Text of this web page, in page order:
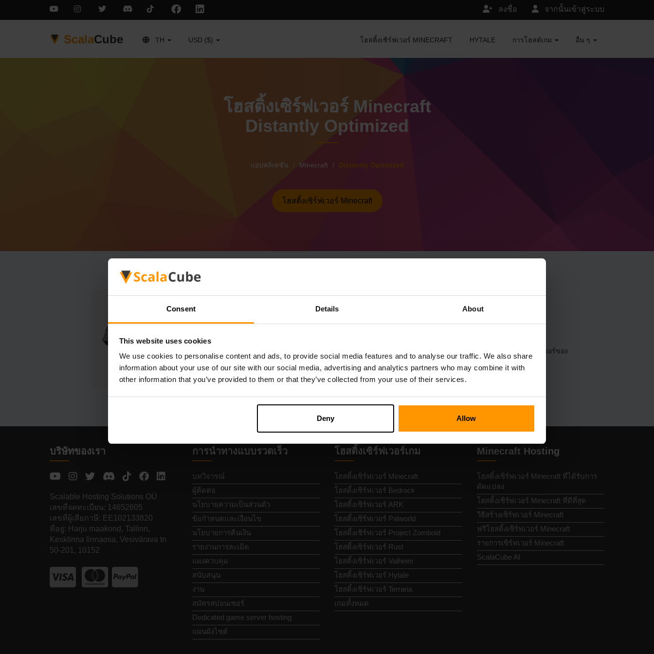
Consent Details About
This website uses cookies
We use cookies to personalise content and ads, to provide social media features and to analyse our traffic. We also share
information about your use of our site with our social media, advertising and analytics partners who may combine it with
other information that you’ve provided to them or that they’ve collected from your use of their services.
Deny Allow
จากนั้นเข้าสู่ระบบ
ลงชื่อ
ScalaCube TH USD ($) โฮสติ้งเซิร์ฟเวอร์ MINECRAFT HYTALE การโฮสต์เกม อื่น ๆ
โฮสติ้งเซิร์ฟเวอร์ Minecraft
Distantly Optimized
แอปพลิเคชัน Minecraft Distantly Optimized
โฮสติ้งเซิร์ฟเวอร์ Minecraft
วิธีสร้างเซิร์ฟเวอร์ Minecraft Distantly
Optimizedเซิร์ฟเวอร์
(เซิร์ฟเวอร์→เลือกเซิร์ฟเวอร์ของ
คุณ→เซิร์ฟเวอร์เกม→เพิ่มเซิร์ฟเวอร์เกม→ Distantly Optimized)
สนุกกับการเล่นบนเซิร์ฟเวอร์!
บริษัทของเรา
Scalable Hosting Solutions OÜ
เลขที่จดทะเบียน: 14652605
เลขที่ผู้เสียภาษี: EE102133820
ที่อยู่: Harju maakond, Tallinn,
Kesklinna linnaosa, Vesivärava tn
50-201, 10152
การนำทางแบบรวดเร็ว
บทวิจารณ์
ผู้ติดต่อ
นโยบายความเป็นส่วนตัว
ข้อกำหนดและเงื่อนไข
นโยบายการคืนเงิน
รายงานการละเมิด
แผงควบคุม
สนับสนุน
งาน
สมัครสปอนเซอร์
Dedicated game server hosting
แผนผังไซต์
โฮสติ้งเซิร์ฟเวอร์เกม
โฮสติ้งเซิร์ฟเวอร์ Minecraft
โฮสติ้งเซิร์ฟเวอร์ Bedrock
โฮสติ้งเซิร์ฟเวอร์ ARK
โฮสติ้งเซิร์ฟเวอร์ Palworld
โฮสติ้งเซิร์ฟเวอร์ Project Zomboid
โฮสติ้งเซิร์ฟเวอร์ Rust
โฮสติ้งเซิร์ฟเวอร์ Valheim
โฮสติ้งเซิร์ฟเวอร์ Hytale
โฮสติ้งเซิร์ฟเวอร์ Terraria
เกมทั้งหมด
Minecraft Hosting
โฮสติ้งเซิร์ฟเวอร์ Minecraft ที่ได้รับการ
ดัดแปลง
โฮสติ้งเซิร์ฟเวอร์ Minecraft ที่ดีที่สุด
วิธีสร้างเซิร์ฟเวอร์ Minecraft
ฟรีโฮสติ้งเซิร์ฟเวอร์ Minecraft
รายการเซิร์ฟเวอร์ Minecraft
ScalaCube AI